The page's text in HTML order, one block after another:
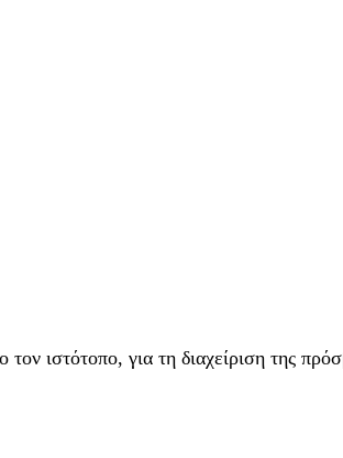
ιστότοπο, για τη διαχείριση της